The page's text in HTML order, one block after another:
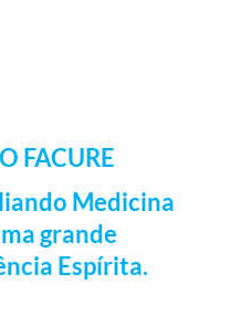
FACURE
Medicina
grande
Espírita.